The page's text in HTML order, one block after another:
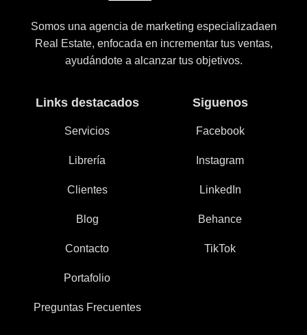
Somos una agencia de marketing especializadaen
Real Estate, enfocada en incrementar tus ventas,
ayudándote a alcanzar tus objetivos.
Links destacados
Servicios
Librería
Clientes
Blog
Contacto
Portafolio
Preguntas Frecuentes
Siguenos
Facebook
Instagram
LinkedIn
Behance
TikTok